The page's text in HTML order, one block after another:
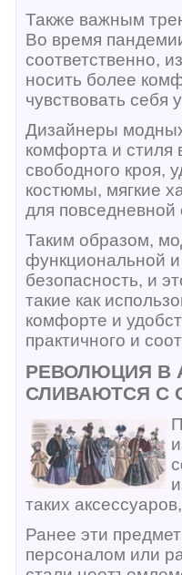
Также важным
Во время
соответственно,
носить более
чувствовать
Дизайнеры
комфорта и стиля
свободного кроя,
костюмы, мягкие
для
Таким образом,
функциональной
безопасность, и
такие как
комфорте и
практичного и
РЕВОЛЮЦИЯ В
СЛИВАЮТСЯ С
таких
Ранее эти
персоналом или